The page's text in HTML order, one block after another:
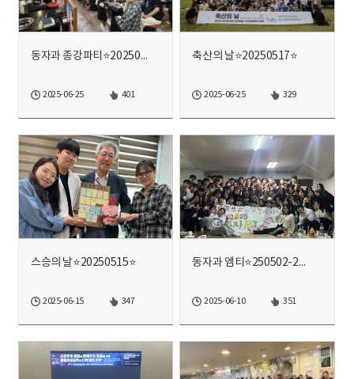
동자과 종강파티⭐20250620⭐
2025-06-25 401
축산의 날⭐20250517⭐
2025-06-25 329
스승의 날⭐20250515⭐
2025-06-15 347
동자과 엠티⭐250502-250503⭐
2025-06-10 351